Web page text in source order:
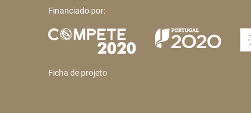
Financiado por:
Ficha de projeto